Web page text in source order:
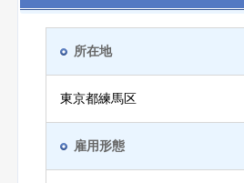
所在地
東京都練馬区
雇用形態